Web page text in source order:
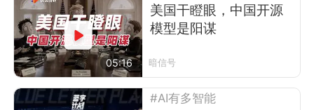
05:16
美国干瞪眼，中国开源
模型是阳谋
暗信号
#AI有多智能